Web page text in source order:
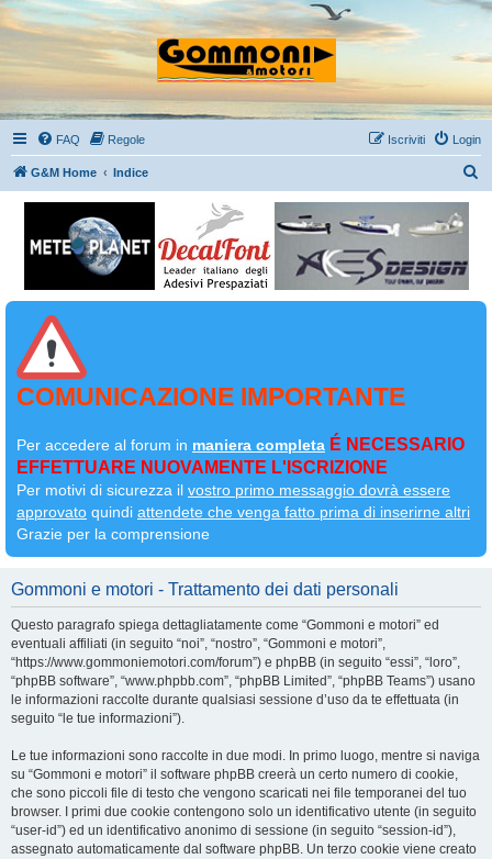
FAQ Regole Login
Iscriviti
G&M Home Indice
COMUNICAZIONE IMPORTANTE
Per accedere al forum in maniera completa É NECESSARIO
EFFETTUARE NUOVAMENTE L'ISCRIZIONE
Per motivi di sicurezza il vostro primo messaggio dovrà essere
approvato quindi attendete che venga fatto prima di inserirne altri
Grazie per la comprensione
Gommoni e motori - Trattamento dei dati personali
Questo paragrafo spiega dettagliatamente come “Gommoni e motori” ed
eventuali affiliati (in seguito “noi”, “nostro”, “Gommoni e motori”,
“https://www.gommoniemotori.com/forum”) e phpBB (in seguito “essi”, “loro”,
“phpBB software”, “www.phpbb.com”, “phpBB Limited”, “phpBB Teams”) usano
le informazioni raccolte durante qualsiasi sessione d’uso da te effettuata (in
seguito “le tue informazioni”).
Le tue informazioni sono raccolte in due modi. In primo luogo, mentre si naviga
su “Gommoni e motori” il software phpBB creerà un certo numero di cookie,
che sono piccoli file di testo che vengono scaricati nei file temporanei del tuo
browser. I primi due cookie contengono solo un identificativo utente (in seguito
“user-id”) ed un identificativo anonimo di sessione (in seguito “session-id”),
assegnato automaticamente dal software phpBB. Un terzo cookie viene creato